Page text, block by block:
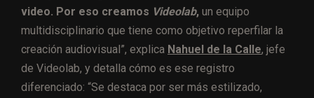
video. Por eso creamos Videolab, un equipo
multidisciplinario que tiene como objetivo reperfilar la
creación audiovisual”, explica Nahuel de la Calle, jefe
de Videolab, y detalla cómo es ese registro
diferenciado: “Se destaca por ser más estilizado,